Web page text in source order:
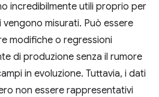
incredibilmente utili proprio per
misurati. Può essere
modifiche o regressioni
di produzione senza il rumore
in evoluzione. Tuttavia, i dati
non essere rappresentativi